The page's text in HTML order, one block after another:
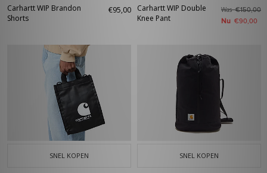
Carhartt WIP Brandon
Shorts
€95,00
Carhartt WIP Double
Knee Pant
Was€150,00
Nu €90,00
SNEL KOPEN SNEL KOPEN